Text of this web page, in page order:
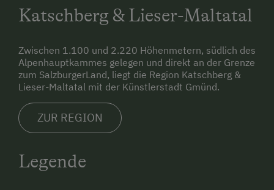
Katschberg & Lieser-Maltatal
Zwischen 1.100 und 2.220 Höhenmetern, südlich des
Alpenhauptkammes gelegen und direkt an der Grenze
zum SalzburgerLand, liegt die Region Katschberg &
Lieser-Maltatal mit der Künstlerstadt Gmünd.
ZUR REGION
Legende